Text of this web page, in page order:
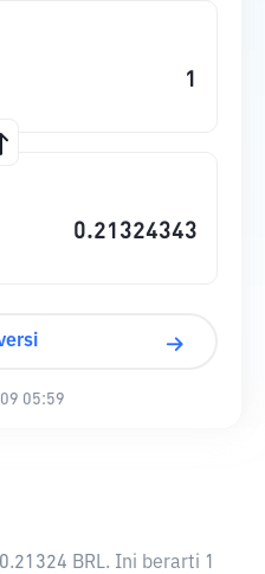
05:59
0.21324 BRL. Ini berarti 1